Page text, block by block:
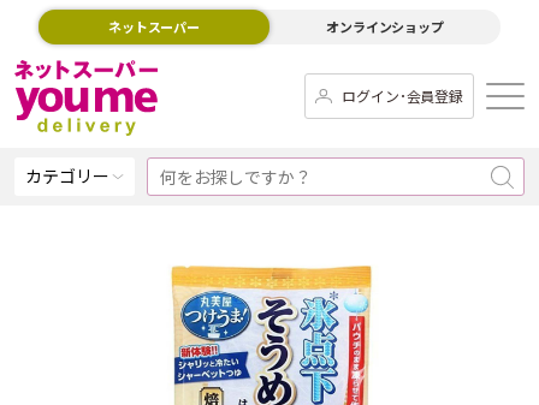
ネットスーパー オンラインショップ
ログイン･会員登録
カテゴリー